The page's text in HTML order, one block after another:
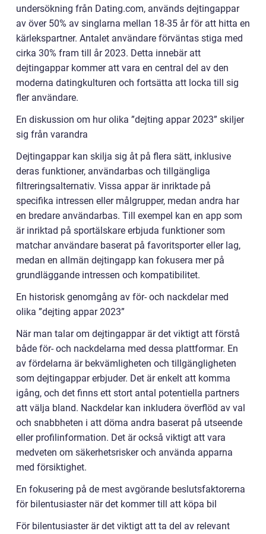
undersökning från Dating.com, används dejtingappar
av över 50% av singlarna mellan 18-35 år för att hitta en
kärlekspartner. Antalet användare förväntas stiga med
cirka 30% fram till år 2023. Detta innebär att
dejtingappar kommer att vara en central del av den
moderna datingkulturen och fortsätta att locka till sig
fler användare.
En diskussion om hur olika ”dejting appar 2023” skiljer
sig från varandra
Dejtingappar kan skilja sig åt på flera sätt, inklusive
deras funktioner, användarbas och tillgängliga
filtreringsalternativ. Vissa appar är inriktade på
specifika intressen eller målgrupper, medan andra har
en bredare användarbas. Till exempel kan en app som
är inriktad på sportälskare erbjuda funktioner som
matchar användare baserat på favoritsporter eller lag,
medan en allmän dejtingapp kan fokusera mer på
grundläggande intressen och kompatibilitet.
En historisk genomgång av för- och nackdelar med
olika ”dejting appar 2023”
När man talar om dejtingappar är det viktigt att förstå
både för- och nackdelarna med dessa plattformar. En
av fördelarna är bekvämligheten och tillgängligheten
som dejtingappar erbjuder. Det är enkelt att komma
igång, och det finns ett stort antal potentiella partners
att välja bland. Nackdelar kan inkludera överflöd av val
och snabbheten i att döma andra baserat på utseende
eller profilinformation. Det är också viktigt att vara
medveten om säkerhetsrisker och använda apparna
med försiktighet.
En fokusering på de mest avgörande beslutsfaktorerna
för bilentusiaster när det kommer till att köpa bil
För bilentusiaster är det viktigt att ta del av relevant